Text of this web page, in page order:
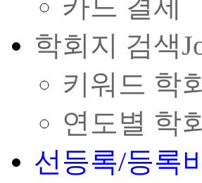
카드 결제
학회지 검색
키워드 학
연도별 학
선등록/등록